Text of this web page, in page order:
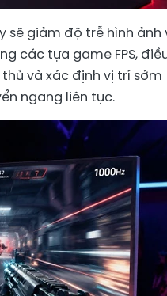
sẽ giảm độ trễ hình ảnh
các tựa game FPS,
và xác định vị trí sớm
ngang liên tục.